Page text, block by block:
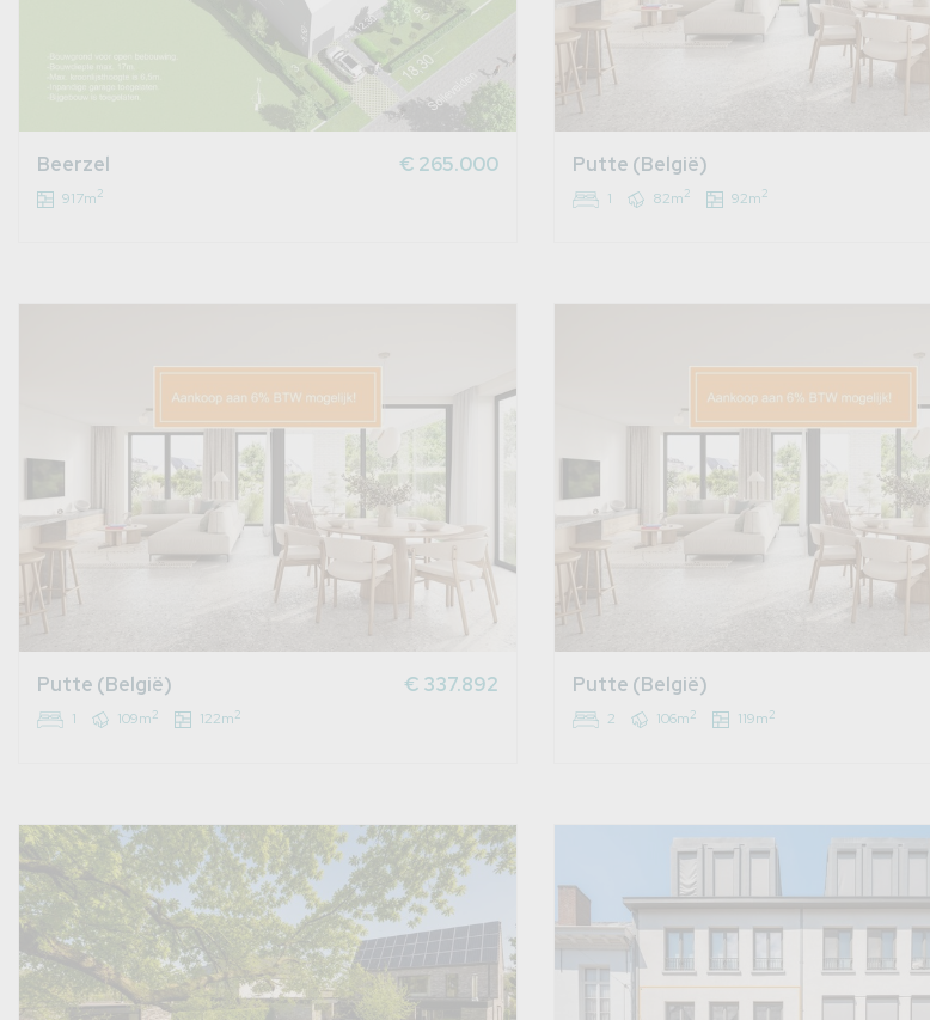
Beerzel € 265.000
917m2
Putte (België)
1 82m2 92m2
Putte (België) € 337.892
1 109m2 122m2
Putte (België)
2 106m2 119m2